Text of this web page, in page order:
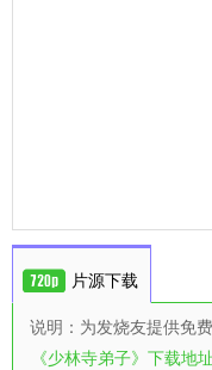
片源下载
说明：为发烧友提供免
《少林寺弟子》下载地